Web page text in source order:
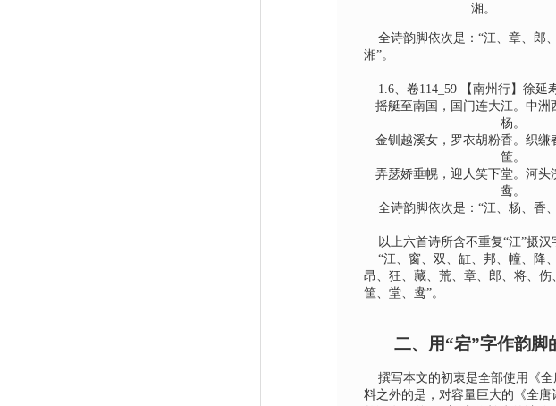
湘。
全诗韵脚依次是：“江、章、郎
湘”。
1.6 卷114_59 【南州行】徐延
摇艇至南国，国门连大江。中洲
杨。
金钏越溪女，罗衣胡粉香。织缣
筐。
弄瑟娇垂幌，迎人笑下堂。河头
鸯。
全诗韵脚依次是：“江、杨、香
以上六首诗所含不重复“江”摄汉
“江、窗、双、缸、邦、幢、降
昂、狂、藏、荒、章、郎、将、伤
筐、堂、鸯”。
二、用“宕”字作韵脚
撰写本文的初衷是全部使用《
料之外的是，对容量巨大的《全唐